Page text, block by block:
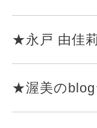
★永戸 由佳
★渥美の